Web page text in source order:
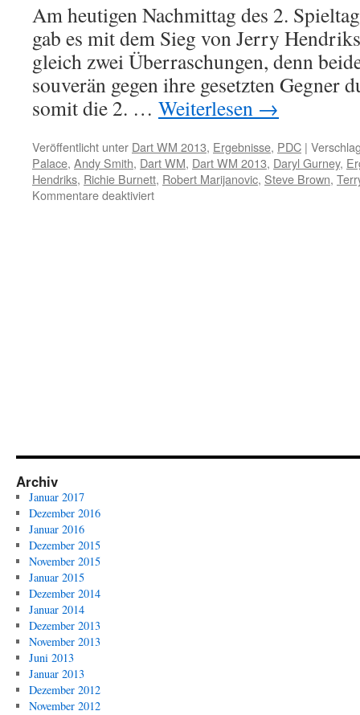
Am heutigen Nachmittag des 2.
gab es mit dem Sieg von Jerry
gleich zwei Überraschungen, denn
souverän gegen ihre gesetzten Gegner
somit die 2. … Weiterlesen →
Veröffentlicht unter Dart WM 2013, Ergebnisse, PDC |
Palace, Andy Smith, Dart WM, Dart WM 2013, Daryl Gurney,
Hendriks, Richie Burnett, Robert Marijanovic, Steve Brown,
Kommentare deaktiviertfür
Archiv
Januar 2017
Dezember 2016
Januar 2016
Dezember 2015
November 2015
Januar 2015
Dezember 2014
Januar 2014
Dezember 2013
November 2013
Juni 2013
Januar 2013
Dezember 2012
November 2012